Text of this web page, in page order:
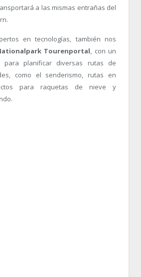
a las mismas entrañas del
en tecnologías, también nos
Tourenportal, con un
para planificar diversas rutas de
como el senderismo, rutas en
para raquetas de nieve y